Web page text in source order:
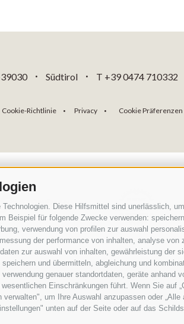
Diese Hilfsmittel sind unerlässlich,
für folgende Zwecke verwenden:
verwendung von profilen zur auswahl
der performance von inhalten, analyse
zur auswahl von inhalten, gewährleistung
und übermitteln, abgleichung und
genauer standortdaten, geräte
Einschränkungen führt. Wenn Sie
um Ihre Auswahl anzupassen oder
unten auf der Seite oder auf das
• Südtirol • T +39 0474 710332
Cookie-Richtlinie • Privacy • Cookie Präferenzen
der alpinen Welt3 Zinnen
um das markanteste Monument des